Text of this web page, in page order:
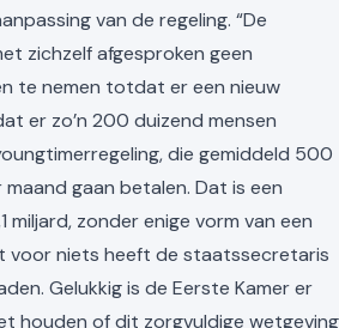
van de regeling. “De
zichzelf afgesproken geen
te nemen totdat er een nieuw
er zo’n 200 duizend mensen
die gemiddeld 500
gaan betalen. Dat is een
miljard, zonder enige vorm van een
voor niets heeft de staatssecretaris
Gelukkig is de Eerste Kamer er
houden of dit zorgvuldige wetgeving